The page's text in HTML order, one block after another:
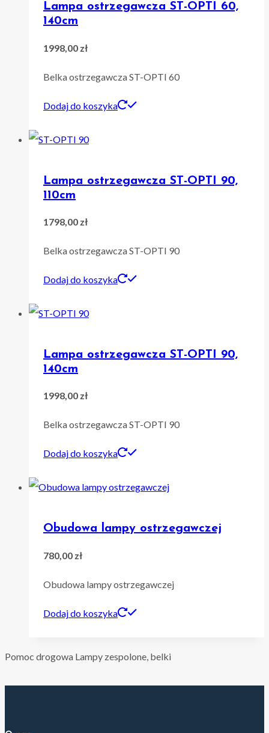
Lampa ostrzegawcza ST-OPTI 60,
140cm
1998,00 zł
Belka ostrzegawcza ST-OPTI 60
Dodaj do koszyka
Lampa ostrzegawcza ST-OPTI 90,
110cm
1798,00 zł
Belka ostrzegawcza ST-OPTI 90
Dodaj do koszyka
Lampa ostrzegawcza ST-OPTI 90,
140cm
1998,00 zł
Belka ostrzegawcza ST-OPTI 90
Dodaj do koszyka
Obudowa lampy ostrzegawczej
780,00 zł
Obudowa lampy ostrzegawczej
Dodaj do koszyka
Pomoc drogowa Lampy zespolone, belki